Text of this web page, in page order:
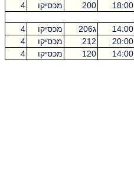
18:00
200 מכסיקו 4
14:00 ג206 מכסיקו
4
20:00
212 מכסיקו
4
14:00
120 מכסיקו 4